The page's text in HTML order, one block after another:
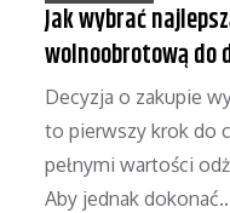
Jak wybrać
wolnoobrotową do
Decyzja o zakupie
to pierwszy krok do
pełnymi wartości
Aby jednak